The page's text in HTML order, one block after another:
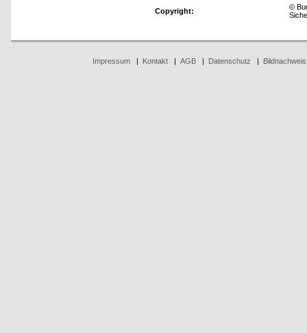
Copyright:
©
Impressum| Kontakt| AGB| Datenschutz | Bildnachweis